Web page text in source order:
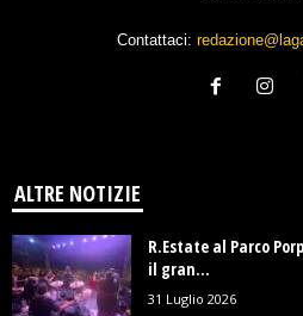
Contattaci:
ALTRE NOTIZIE
R.Estate al Parco
il gran...
31 Luglio 2026